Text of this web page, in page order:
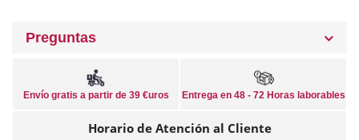
Preguntas
Envío gratis a partir de 39 €uros Entrega en 48 - 72 Horas laborables
Horario de Atención al Cliente